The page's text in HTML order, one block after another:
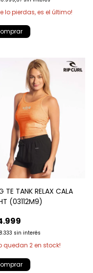
lo pierdas, es el último!
TE TANK RELAX CALA
(03112M9)
sin interés
quedan 2en stock!